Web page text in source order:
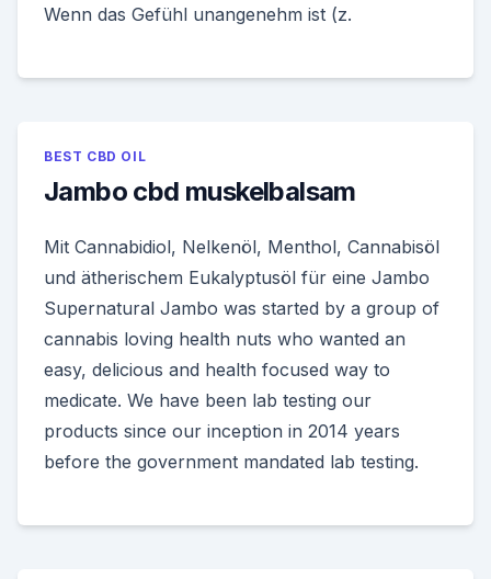
Wenn das Gefühl unangenehm ist (z.
BEST CBD OIL
Jambo cbd muskelbalsam
Mit Cannabidiol, Nelkenöl, Menthol, Cannabisöl
und ätherischem Eukalyptusöl für eine Jambo
Supernatural Jambo was started by a group of
cannabis loving health nuts who wanted an
easy, delicious and health focused way to
medicate. We have been lab testing our
products since our inception in 2014 years
before the government mandated lab testing.